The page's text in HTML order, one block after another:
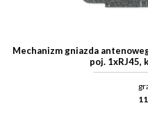
Mechanizm gniazda
poj. 1xRJ45,